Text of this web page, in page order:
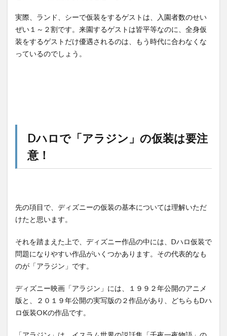
実際、ランド、シーで仮装をするゲストは、入園者数のせい
ぜい１～２割です。来園するゲストは皆平等なのに、全身仮
装をするゲストだけ優遇されるのは、もう時代に合わなくな
っているのでしょう。
Dハロで「アラジン」の仮装は要注
意！
先の項目で、ディズニーの仮装の基本については理解いただ
けたと思います。
それを踏まえた上で、ディズニー作品の中には、Dハロ仮装で
問題になりやすい作品がいくつかあります。その代表的なも
のが「アラジン」です。
ディズニー映画「アラジン」には、１９９２年公開のアニメ
版と、２０１９年公開の実写版の２作品があり、どちらもDハ
ロ仮装OKの作品です。